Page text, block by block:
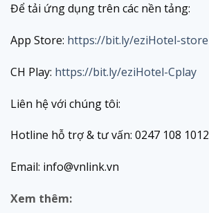
Để tải ứng dụng trên các nền tảng:
App Store: https://bit.ly/eziHotel-store
CH Play: https://bit.ly/eziHotel-Cplay
Liên hệ với chúng tôi:
Hotline hỗ trợ & tư vấn: 0247 108 1012
Email: info@vnlink.vn
Xem thêm: